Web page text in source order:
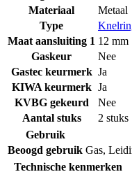
Materiaal
Metaal
Type
Maat aansluiting 1 12 mm
Gaskeur
Nee
Gastec keurmerk Ja
KIWA keurmerk Ja
KVBG gekeurd
Nee
Aantal stuks
2 stuks
Gebruik
Beoogd gebruik Gas,
Technische kenmerken